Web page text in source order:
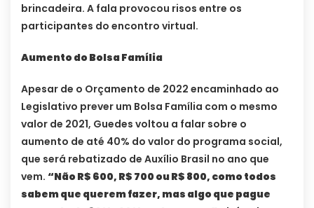
brincadeira. A fala provocou risos entre os
participantes do encontro virtual.
Aumento do Bolsa Família
Apesar de o Orçamento de 2022 encaminhado ao
Legislativo prever um Bolsa Família com o mesmo
valor de 2021, Guedes voltou a falar sobre o
aumento de até 40% do valor do programa social,
que será rebatizado de Auxílio Brasil no ano que
vem. “Não R$ 600, R$ 700 ou R$ 800, como todos
sabem que querem fazer, mas algo que pague